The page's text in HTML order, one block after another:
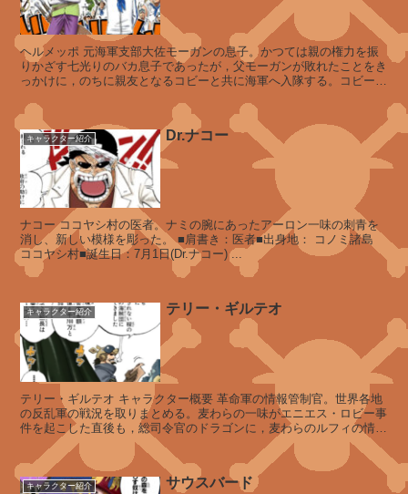
ー
テ
ロ
シ
ン
テ
ヴ
ェ
ル
デ
ィ
ア
ン
テ
ヘルメッポ 元海軍支部大佐モーガンの息子。かつては親の権力を振
りかざす七光りのバカ息子であったが，父モーガンが敗れたことをき
っかけに，のちに親友となるコビーと共に海軍へ入隊する。コビーと
キャラクター紹介 Dr.ナコー
ナコー ココヤシ村の医者。ナミの腕にあったアーロン一味の刺青を
消し、新しい模様を彫った。 ■肩書き：医者■出身地： コノミ諸島
ココヤシ村■誕生日：7月1日(Dr.ナコー) ...
キャラクター紹介 テリー・ギルテオ
テリー・ギルテオ キャラクター概要 革命軍の情報管制官。世界各地
の反乱軍の戦況を取りまとめる。麦わらの一味がエニエス・ロビー事
件を起こした直後も，総司令官のドラゴンに，麦わらのルフィの情報
とその一味の総合懸賞金トータル...
キャラクター紹介 サウスバード